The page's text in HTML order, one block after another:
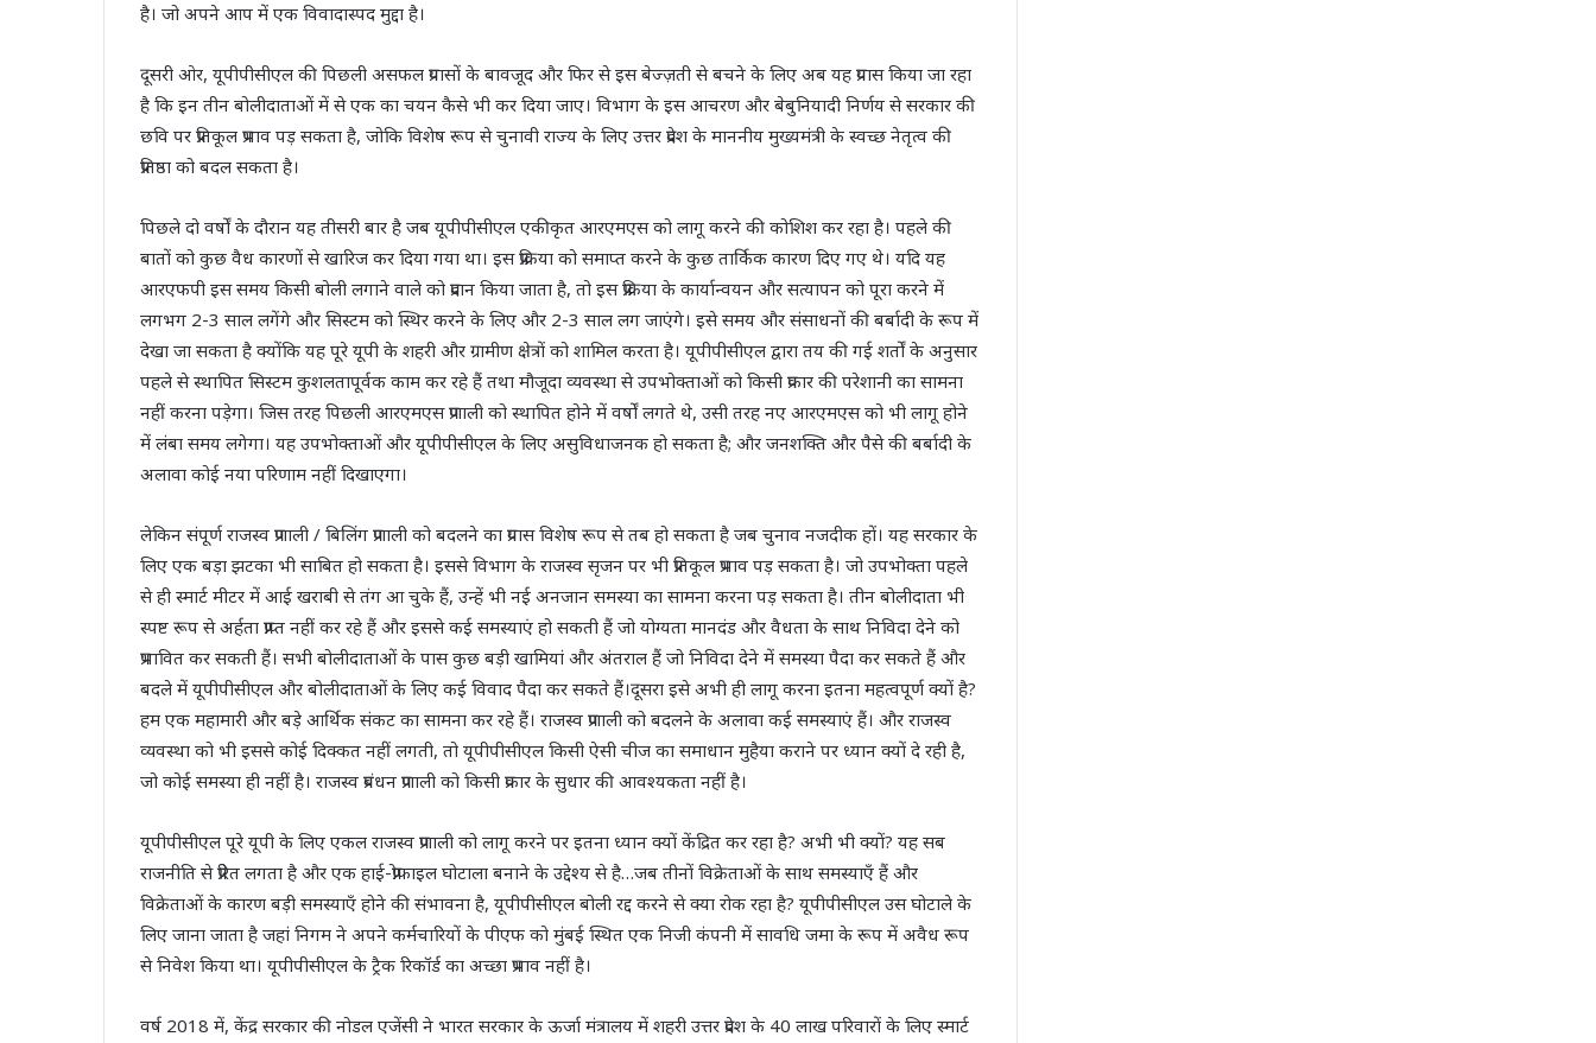
है। जो अपने आप में एक विवादास्पद मुद्दा है।
दूसरी ओर, यूपीपीसीएल की पिछली असफल प्रयासों के बावजूद और फिर से इस बेज्ज़ती से बचने के लिए अब यह प्रयास किया जा रहा
है कि इन तीन बोलीदाताओं में से एक का चयन कैसे भी कर दिया जाए। विभाग के इस आचरण और बेबुनियादी निर्णय से सरकार की
छवि पर प्रतिकूल प्रभाव पड़ सकता है, जोकि विशेष रूप से चुनावी राज्य के लिए उत्तर प्रदेश के माननीय मुख्यमंत्री के स्वच्छ नेतृत्व की
प्रतिष्ठा को बदल सकता है।
पिछले दो वर्षों के दौरान यह तीसरी बार है जब यूपीपीसीएल एकीकृत आरएमएस को लागू करने की कोशिश कर रहा है। पहले की
बातों को कुछ वैध कारणों से खारिज कर दिया गया था। इस प्रक्रिया को समाप्त करने के कुछ तार्किक कारण दिए गए थे। यदि यह
आरएफपी इस समय किसी बोली लगाने वाले को प्रदान किया जाता है, तो इस प्रक्रिया के कार्यान्वयन और सत्यापन को पूरा करने में
लगभग 2-3 साल लगेंगे और सिस्टम को स्थिर करने के लिए और 2-3 साल लग जाएंगे। इसे समय और संसाधनों की बर्बादी के रूप में
देखा जा सकता है क्योंकि यह पूरे यूपी के शहरी और ग्रामीण क्षेत्रों को शामिल करता है। यूपीपीसीएल द्वारा तय की गई शर्तों के अनुसार
पहले से स्थापित सिस्टम कुशलतापूर्वक काम कर रहे हैं तथा मौजूदा व्यवस्था से उपभोक्ताओं को किसी प्रकार की परेशानी का सामना
नहीं करना पड़ेगा। जिस तरह पिछली आरएमएस प्रणाली को स्थापित होने में वर्षों लगते थे, उसी तरह नए आरएमएस को भी लागू होने
में लंबा समय लगेगा। यह उपभोक्ताओं और यूपीपीसीएल के लिए असुविधाजनक हो सकता है; और जनशक्ति और पैसे की बर्बादी के
अलावा कोई नया परिणाम नहीं दिखाएगा।
लेकिन संपूर्ण राजस्व प्रणाली / बिलिंग प्रणाली को बदलने का प्रयास विशेष रूप से तब हो सकता है जब चुनाव नजदीक हों। यह सरकार के
लिए एक बड़ा झटका भी साबित हो सकता है। इससे विभाग के राजस्व सृजन पर भी प्रतिकूल प्रभाव पड़ सकता है। जो उपभोक्ता पहले
से ही स्मार्ट मीटर में आई खराबी से तंग आ चुके हैं, उन्हें भी नई अनजान समस्या का सामना करना पड़ सकता है। तीन बोलीदाता भी
स्पष्ट रूप से अर्हता प्राप्त नहीं कर रहे हैं और इससे कई समस्याएं हो सकती हैं जो योग्यता मानदंड और वैधता के साथ निविदा देने को
प्रभावित कर सकती हैं। सभी बोलीदाताओं के पास कुछ बड़ी खामियां और अंतराल हैं जो निविदा देने में समस्या पैदा कर सकते हैं और
बदले में यूपीपीसीएल और बोलीदाताओं के लिए कई विवाद पैदा कर सकते हैं।दूसरा इसे अभी ही लागू करना इतना महत्वपूर्ण क्यों है?
हम एक महामारी और बड़े आर्थिक संकट का सामना कर रहे हैं। राजस्व प्रणाली को बदलने के अलावा कई समस्याएं हैं। और राजस्व
व्यवस्था को भी इससे कोई दिक्कत नहीं लगती, तो यूपीपीसीएल किसी ऐसी चीज का समाधान मुहैया कराने पर ध्यान क्यों दे रही है,
जो कोई समस्या ही नहीं है। राजस्व प्रबंधन प्रणाली को किसी प्रकार के सुधार की आवश्यकता नहीं है।
यूपीपीसीएल पूरे यूपी के लिए एकल राजस्व प्रणाली को लागू करने पर इतना ध्यान क्यों केंद्रित कर रहा है? अभी भी क्यों? यह सब
राजनीति से प्रेरित लगता है और एक हाई-प्रोफाइल घोटाला बनाने के उद्देश्य से है…जब तीनों विक्रेताओं के साथ समस्याएँ हैं और
विक्रेताओं के कारण बड़ी समस्याएँ होने की संभावना है, यूपीपीसीएल बोली रद्द करने से क्या रोक रहा है? यूपीपीसीएल उस घोटाले के
लिए जाना जाता है जहां निगम ने अपने कर्मचारियों के पीएफ को मुंबई स्थित एक निजी कंपनी में सावधि जमा के रूप में अवैध रूप
से निवेश किया था। यूपीपीसीएल के ट्रैक रिकॉर्ड का अच्छा प्रभाव नहीं है।
वर्ष 2018 में, केंद्र सरकार की नोडल एजेंसी ने भारत सरकार के ऊर्जा मंत्रालय में शहरी उत्तर प्रदेश के 40 लाख परिवारों के लिए स्मार्ट